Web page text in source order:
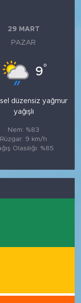
29 MART
PAZAR
9°
düzensiz yağmur
yağışlı
Nem: %83
Rüzgar: 9 km/h
Olasılığı: %85